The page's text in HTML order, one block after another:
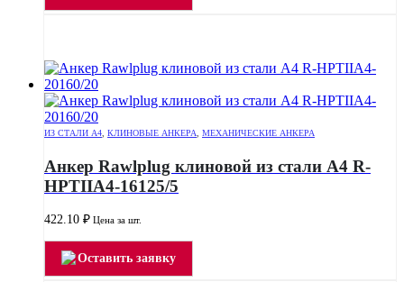
ИЗ СТАЛИ А4 КЛИНОВЫЕ АНКЕРА МЕХАНИЧЕСКИЕ АНКЕРА
Анкер Rawlplug клиновой из стали А4 R-
HPTIIA4-16125/5
422.10 ₽ Цена за шт.
Оставить заявку